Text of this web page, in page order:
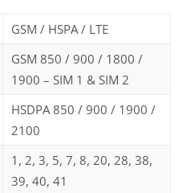
GSM / HSPA / LTE
GSM 850 / 900 / 1800 /
1900 – SIM 1 & SIM 2
HSDPA 850 / 900 / 1900 /
2100
1, 2, 3, 5, 7, 8, 20, 28, 38,
39, 40, 41